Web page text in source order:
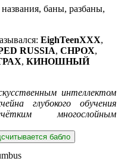
баны, разбаны,
EighTeenXXX,
RUSSIA, CHPOX,
, КИНОШНЫЙ
интеллектом
глубокого обучения
многослойным
бабло